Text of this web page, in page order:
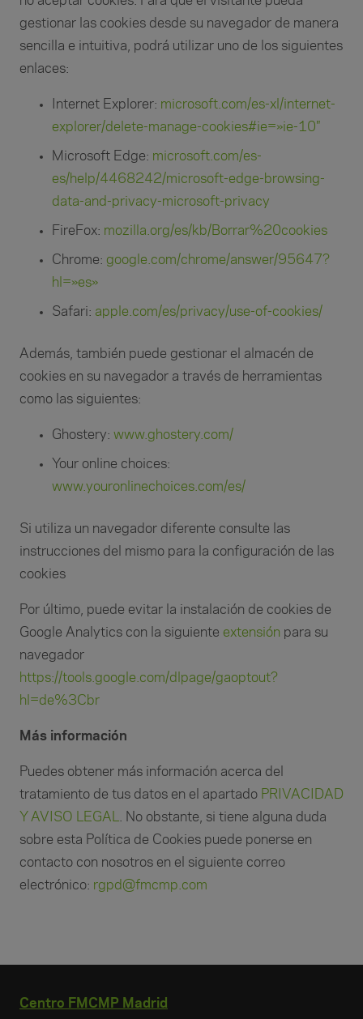
gestionar las cookies desde su navegador de manera
sencilla e intuitiva, podrá utilizar uno de los siguientes
enlaces:
Internet Explorer: microsoft.com/es-xl/internet-
explorer/delete-manage-cookies#ie=»ie-10″
Microsoft Edge: microsoft.com/es-
es/help/4468242/microsoft-edge-browsing-
data-and-privacy-microsoft-privacy
FireFox: mozilla.org/es/kb/Borrar%20cookies
Chrome: google.com/chrome/answer/95647?
hl=»es»
Safari: apple.com/es/privacy/use-of-cookies/
Además, también puede gestionar el almacén de
cookies en su navegador a través de herramientas
como las siguientes:
Ghostery: www.ghostery.com/
Your online choices:
www.youronlinechoices.com/es/
Si utiliza un navegador diferente consulte las
instrucciones del mismo para la configuración de las
cookies
Por último, puede evitar la instalación de cookies de
Google Analytics con la siguiente extensión para su
navegador
https://tools.google.com/dlpage/gaoptout?
hl=de%3Cbr
Más información
Puedes obtener más información acerca del
tratamiento de tus datos en el apartado PRIVACIDAD
Y AVISO LEGAL
. No obstante, si tiene alguna duda
sobre esta Política de Cookies puede ponerse en
contacto con nosotros en el siguiente correo
electrónico: rgpd@fmcmp.com
Centro FMCMP Madrid